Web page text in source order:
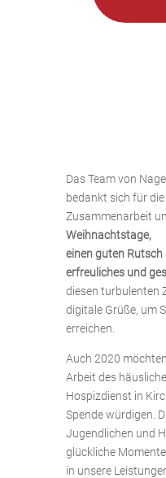
Das Team von
bedankt sich für
Zusammenarbeit
Weihnachtstage,
einen guten
erfreuliches und
diesen turbulenten
digitale Grüße, um
erreichen.
Auch 2020
Arbeit des
Hospizdienst in
Spende würdigen.
Jugendlichen und
glückliche
in unsere